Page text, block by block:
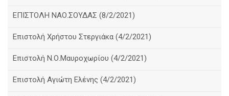
ΕΠΙΣΤΟΛΗ ΝΑΟ.ΣΟΥΔΑΣ (8/2/2021)
Επιστολή Χρήστου Στεργιάκα (4/2/2021)
Επιστολή Ν.Ο.Μαυροχωρίου (4/2/2021)
Επιστολή Αγιώτη Ελένης (4/2/2021)